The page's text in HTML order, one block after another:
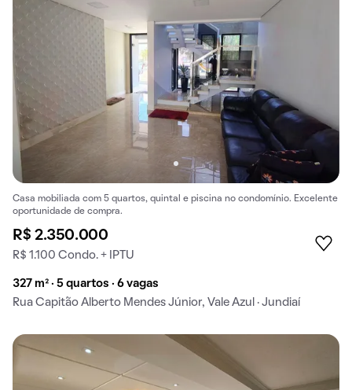
Casa mobiliada com 5 quartos, quintal e piscina no condomínio. Excelente
oportunidade de compra.
R$ 2.350.000
R$ 1.100 Condo. + IPTU
327 m² · 5 quartos · 6 vagas
Rua Capitão Alberto Mendes Júnior, Vale Azul · Jundiaí